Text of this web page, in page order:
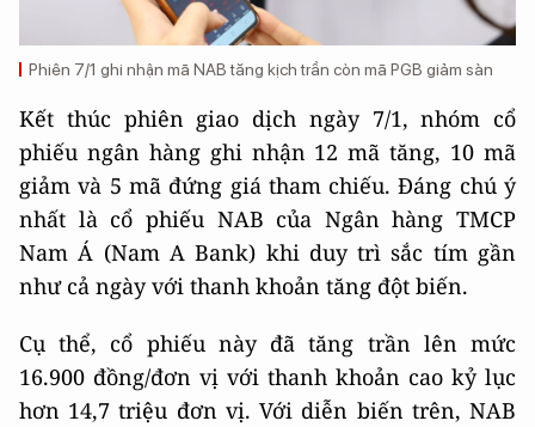
Phiên 7/1 ghi nhận mã NAB tăng kịch trần còn mã PGB giảm sàn
Kết thúc phiên giao dịch ngày 7/1, nhóm cổ
phiếu ngân hàng ghi nhận 12 mã tăng, 10 mã
giảm và 5 mã đứng giá tham chiếu. Đáng chú ý
nhất là cổ phiếu NAB của Ngân hàng TMCP
Nam Á (Nam A Bank) khi duy trì sắc tím gần
như cả ngày với thanh khoản tăng đột biến.
Cụ thể, cổ phiếu này đã tăng trần lên mức
16.900 đồng/đơn vị với thanh khoản cao kỷ lục
hơn 14,7 triệu đơn vị. Với diễn biến trên, NAB